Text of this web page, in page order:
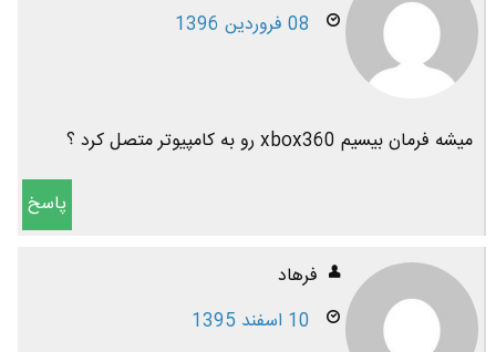
08 فروردین 1396
میشه فرمان بیسیم xbox360 رو به کامپیوتر متصل کرد ؟
پاسخ
فرهاد
10 اسفند 1395